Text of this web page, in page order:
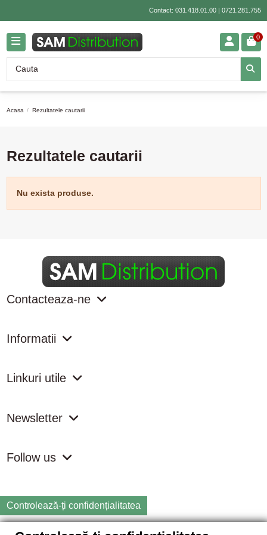
Contact: 031.418.01.00| 0721.281.755
0
Acasa Rezultatele cautarii
Rezultatele cautarii
Nu exista produse.
Contacteaza-ne
Informatii
Linkuri utile
Newsletter
Follow us
Controlează-ți confidențialitatea